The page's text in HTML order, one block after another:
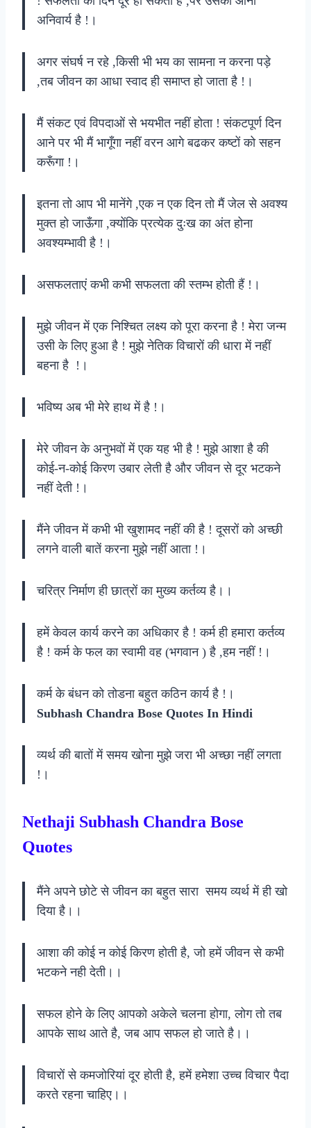
अनिवार्य है !।
अगर संघर्ष न रहे ,किसी भी भय का सामना न करना पड़े
,तब जीवन का आधा स्वाद ही समाप्त हो जाता है !।
मैं संकट एवं विपदाओं से भयभीत नहीं होता ! संकटपूर्ण दिन
आने पर भी मैं भागूँगा नहीं वरन आगे बढकर कष्टों को सहन
करूँगा !।
इतना तो आप भी मानेंगे ,एक न एक दिन तो मैं जेल से अवश्य
मुक्त हो जाऊँगा ,क्योंकि प्रत्येक दुःख का अंत होना
अवश्यम्भावी है !।
असफलताएं कभी कभी सफलता की स्तम्भ होती हैं !।
मुझे जीवन में एक निश्चित लक्ष्य को पूरा करना है ! मेरा जन्म
उसी के लिए हुआ है ! मुझे नेतिक विचारों की धारा में नहीं
बहना है !।
भविष्य अब भी मेरे हाथ में है !।
मेरे जीवन के अनुभवों में एक यह भी है ! मुझे आशा है की
कोई-न-कोई किरण उबार लेती है और जीवन से दूर भटकने
नहीं देती !।
मैंने जीवन में कभी भी खुशामद नहीं की है ! दूसरों को अच्छी
लगने वाली बातें करना मुझे नहीं आता !।
चरित्र निर्माण ही छात्रों का मुख्य कर्तव्य है।।
हमें केवल कार्य करने का अधिकार है ! कर्म ही हमारा कर्तव्य
है ! कर्म के फल का स्वामी वह (भगवान ) है ,हम नहीं !।
कर्म के बंधन को तोडना बहुत कठिन कार्य है !।
Subhash Chandra Bose Quotes In Hindi
व्यर्थ की बातों में समय खोना मुझे जरा भी अच्छा नहीं लगता
!।
Nethaji Subhash Chandra Bose
Quotes
मैंने अपने छोटे से जीवन का बहुत सारा समय व्यर्थ में ही खो
दिया है।।
आशा की कोई न कोई किरण होती है, जो हमें जीवन से कभी
भटकने नही देती।।
सफल होने के लिए आपको अकेले चलना होगा, लोग तो तब
आपके साथ आते है, जब आप सफल हो जाते है।।
विचारों से कमजोरियां दूर होती है, हमें हमेशा उच्च विचार पैदा
करते रहना चाहिए।।